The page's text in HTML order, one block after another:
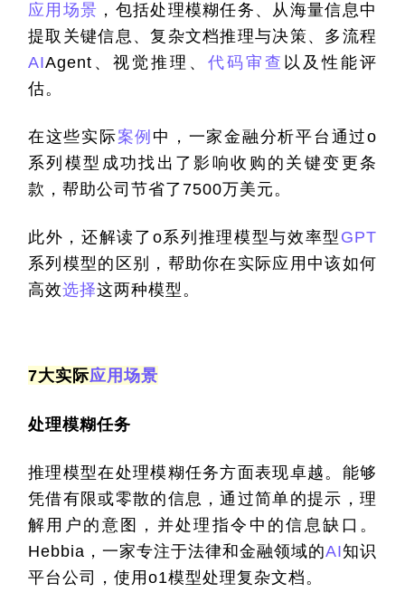
应用场景 ，包括处理模糊任务、从海量信息中
提取关键信息、复杂文档推理与决策、多流程
AIAgent、视觉推理、 代码审查 以及性能评
估。
在这些实际案例 中，一家金融分析平台通过o
系列模型成功找出了影响收购的关键变更条
款，帮助公司节省了7500万美元。
此外，还解读了o系列推理模型与效率型 GPT
系列模型的区别，帮助你在实际应用中该如何
高效选择这两种模型。
7大实际应用场景
处理模糊任务
推理模型在处理模糊任务方面表现卓越。能够
凭借有限或零散的信息，通过简单的提示，理
解用户的意图，并处理指令中的信息缺口。
Hebbia，一家专注于法律和金融领域的AI知识
平台公司，使用o1模型处理复杂文档。